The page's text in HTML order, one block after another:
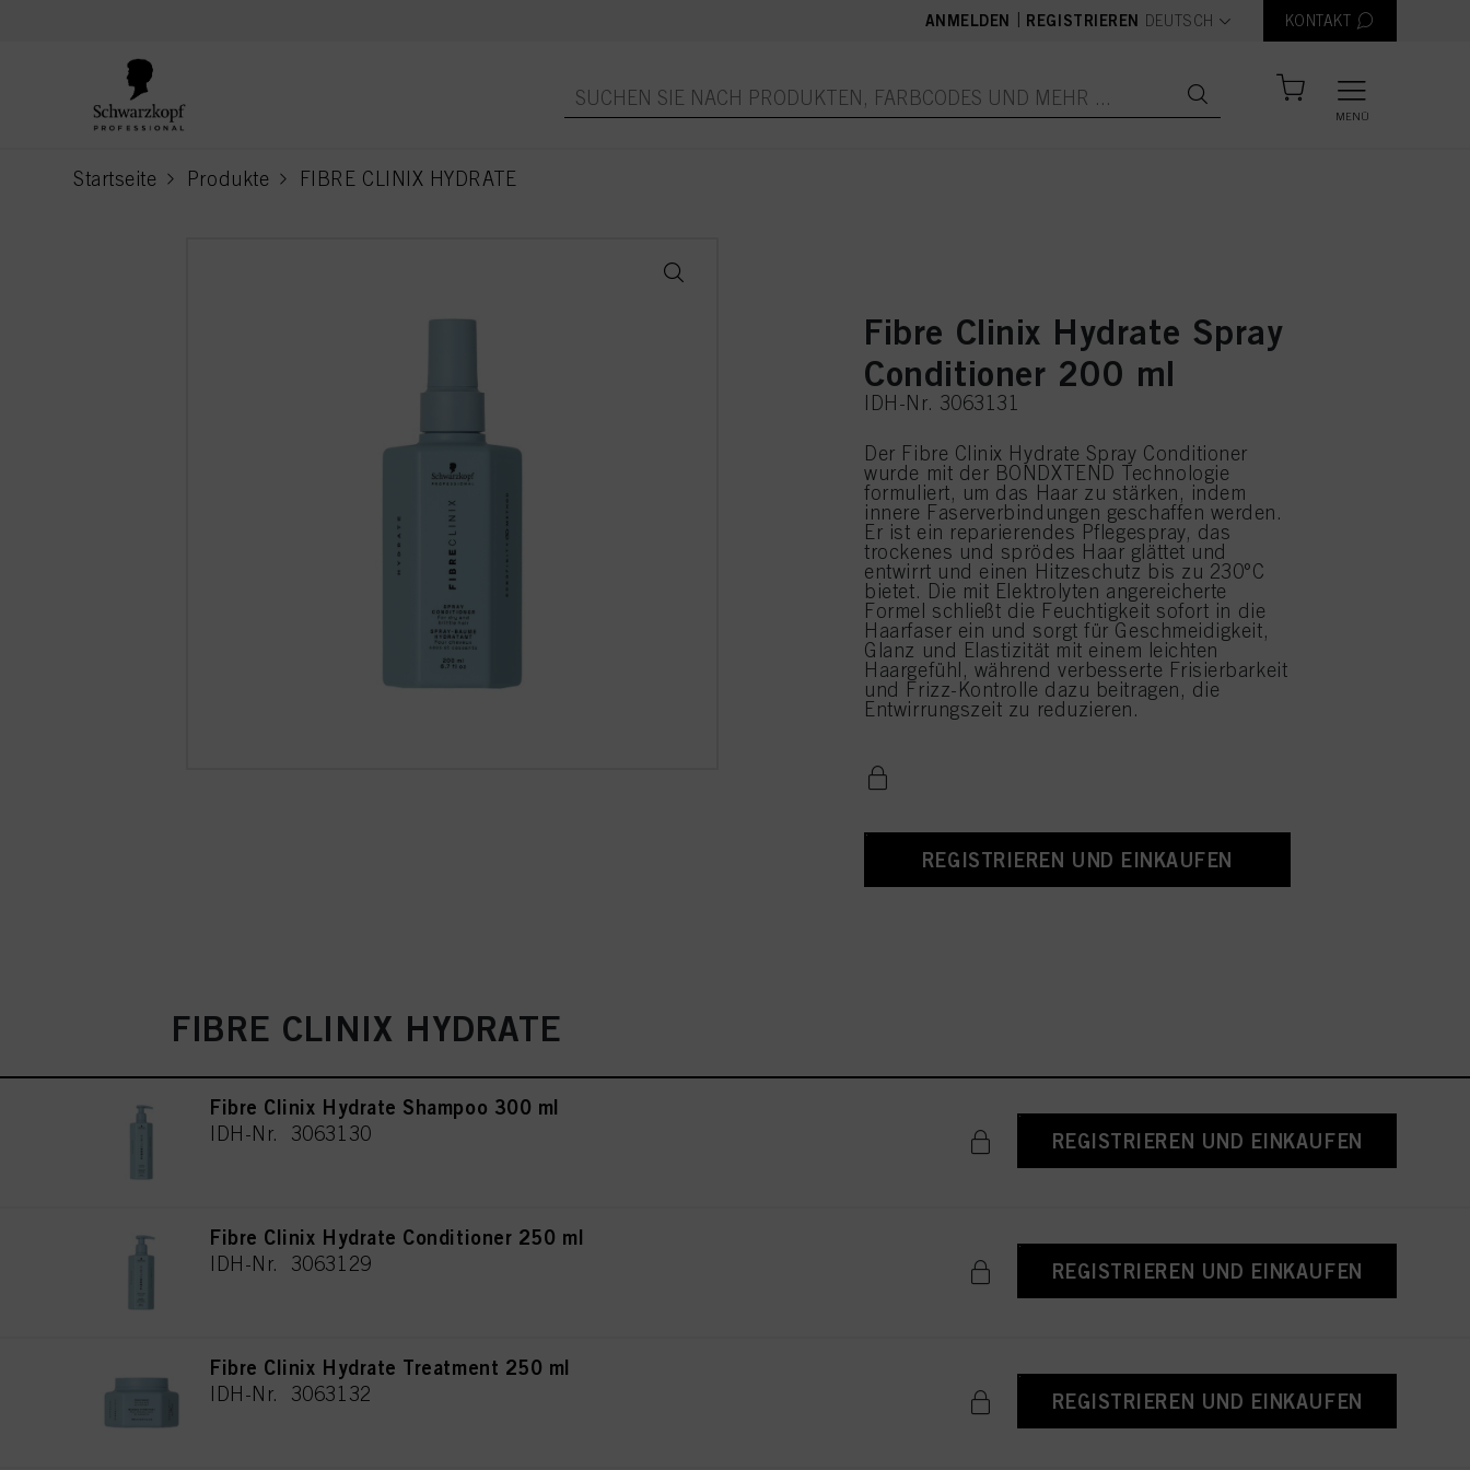
ANMELDEN REGISTRIEREN text.language
DEUTSCH KONTAKT
MENÜ
Startseite Produkte FIBRE CLINIX HYDRATE
current page
Fibre Clinix Hydrate Spray
Conditioner 200 ml
IDH-Nr. 3063131
Der Fibre Clinix Hydrate Spray Conditioner
wurde mit der BONDXTEND Technologie
formuliert, um das Haar zu stärken, indem
innere Faserverbindungen geschaffen werden.
Er ist ein reparierendes Pflegespray, das
trockenes und sprödes Haar glättet und
entwirrt und einen Hitzeschutz bis zu 230°C
bietet. Die mit Elektrolyten angereicherte
Formel schließt die Feuchtigkeit sofort in die
Haarfaser ein und sorgt für Geschmeidigkeit,
Glanz und Elastizität mit einem leichten
Haargefühl, während verbesserte Frisierbarkeit
und Frizz-Kontrolle dazu beitragen, die
Entwirrungszeit zu reduzieren.
REGISTRIEREN UND EINKAUFEN
FIBRE CLINIX HYDRATE
Fibre Clinix Hydrate Shampoo 300 ml
IDH-Nr. 3063130 REGISTRIEREN UND EINKAUFEN
Fibre Clinix Hydrate Conditioner 250 ml
IDH-Nr. 3063129 REGISTRIEREN UND EINKAUFEN
Fibre Clinix Hydrate Treatment 250 ml
IDH-Nr. 3063132 REGISTRIEREN UND EINKAUFEN